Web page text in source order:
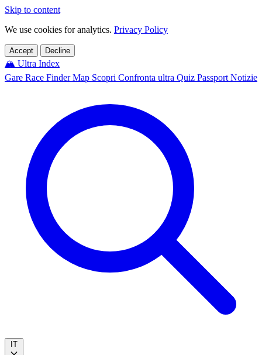
Skip to content
We use cookies for analytics. Privacy Policy
Accept Decline
🏔️ Ultra Index
Gare Race FinderMap Scopri Confronta ultra Quiz Passport Notizie